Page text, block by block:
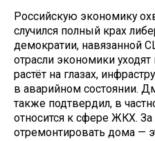
Российскую экономику
случился полный крах
демократии, навязанной
отрасли экономики
растёт на глазах,
в аварийном состоянии.
также подтвердил, в
относится к сфере ЖКХ.
отремонтировать дома —